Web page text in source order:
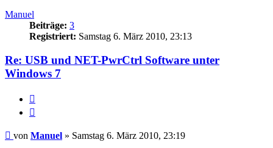
Manuel
Beiträge: 3
Registriert: Samstag 6. März 2010, 23:13
Re: USB und NET-PwrCtrl Software unter
Windows 7
Beitrag
von Manuel » Samstag 6. März 2010, 23:19